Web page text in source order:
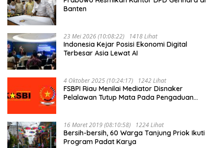
Banten
23 Mei 2026 (10:08:22) 1418 Lihat
Indonesia Kejar Posisi Ekonomi Digital
Terbesar Asia Lewat AI
4 Oktober 2025 (10:24:17) 1242 Lihat
FSBPI Riau Menilai Mediator Disnaker
Pelalawan Tutup Mata Pada Pengaduan
16 Maret 2019 (08:10:58) 1224 Lihat
Bersih-bersih, 60 Warga Tanjung Priok Ikuti
Program Padat Karya